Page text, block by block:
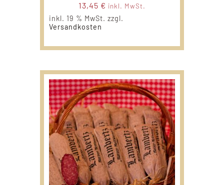
13,45 € inkl. MwSt.
inkl. 19 % MwSt. zzgl.
Versandkosten